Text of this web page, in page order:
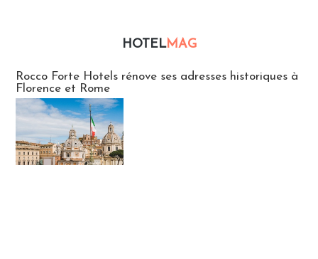
HOTELMAG
Rocco Forte Hotels rénove ses adresses historiques à
Florence et Rome